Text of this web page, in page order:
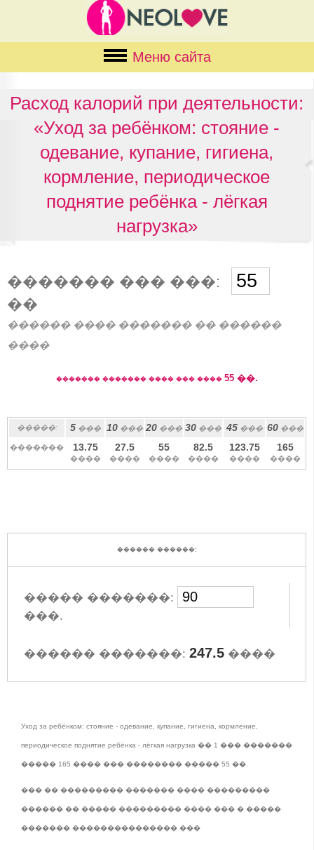
Меню сайта
Расход калорий при деятельности:
«Уход за ребёнком: стояние -
одевание, купание, гигиена,
кормление, периодическое
поднятие ребёнка - лёгкая
нагрузка»
������� ��� ���:
��
������ ���� ������� �� ������
����
������� ������� ���� ��� ���� 55��.
�����: 5��� 10 ��� 20 ��� 30 ��� 45��� 60 ���
������� 13.75
����
27.5
����
55
����
82.5
����
123.75
����
165
����
������ ������:
����� �������:
���.
������ �������: 247.5 ����
Уход за ребёнком: стояние - одевание, купание, гигиена, кормление,
периодическое поднятие ребёнка - лёгкая нагрузка �� 1 ��� �������
����� 165 ���� ��� �������� ����� 55 ��.
��� �� ��������� ������� ���� ���������
������ �� ����� ��������� ���� ��� � �����
������� ��������������� ���